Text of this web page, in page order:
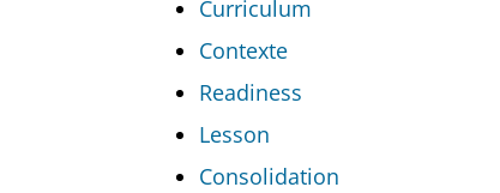
Curriculum
Contexte
Readiness
Lesson
Consolidation